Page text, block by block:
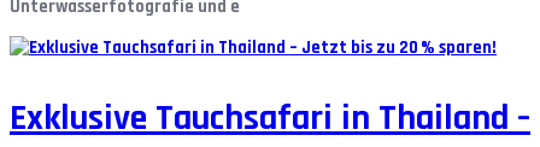
Unterwasserfotografie und e
Exklusive Tauchsafari in Thailand –